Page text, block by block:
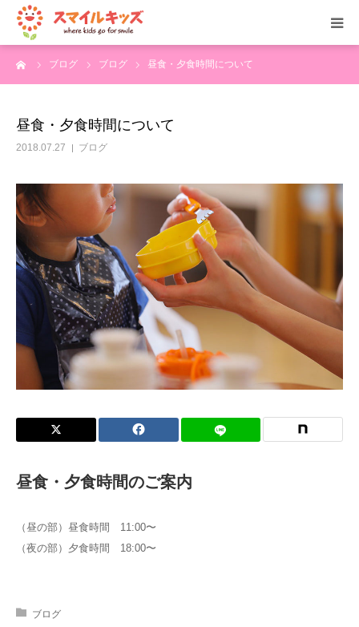
ブログ ブログ 昼食・夕食時間について
昼食・夕食時間について
2018.07.27 ブログ
昼食・夕食時間のご案内
（昼の部）昼食時間 11:00〜
（夜の部）夕食時間 18:00〜
ブログ
ホーム
利用料金
よくあるご質問
ブログ
お問い合わせ